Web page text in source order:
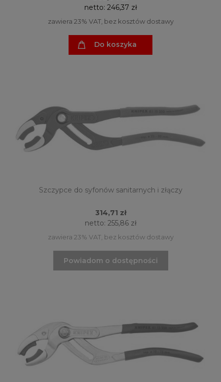
netto: 246,37 zł
zawiera 23% VAT, bez kosztów dostawy
Do koszyka
Szczypce do syfonów sanitarnych i złączy
314,71 zł
netto: 255,86 zł
zawiera 23% VAT, bez kosztów dostawy
Powiadom o dostępności